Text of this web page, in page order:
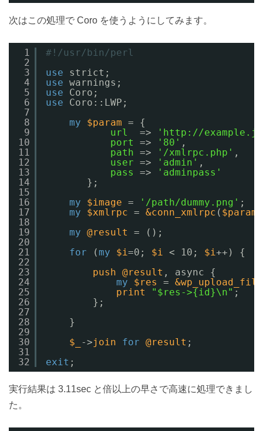
次はこの処理で Coro を使うようにしてみます。
1
2
3
4
5
6
7
8
9
10
11
12
13
14
15
16
17
18
19
20
21
22
23
24
25
26
27
28
29
30
31
32
#!/usr/bin/perl
use
strict;
use warnings;
use
Coro;
use
Coro::LWP;
my
$param = {
url
=>
'http://
port
=> '80' ,
path => '/xmlrpc.php' ,
user => 'admin' ,
pass
=>
'adminpass'
};
my
$image = '/path/dummy.png' ;
my
$xmlrpc = &conn_xmlrpc ( $param
my @result
= ();
for
( my $i=0; $i < 10; $i++) {
push @result , async {
my
$res = &wp_upload_file
print
"$res->{id}\n" ;
};
}
$_
->join for @result ;
exit ;
実行結果は 3.11sec と倍以上の早さで高速に処理できまし
た。